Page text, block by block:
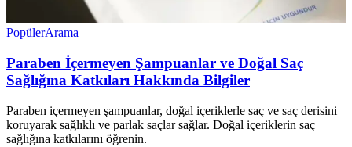
PopülerArama
Paraben İçermeyen Şampuanlar ve Doğal Saç
Sağlığına Katkıları Hakkında Bilgiler
Paraben içermeyen şampuanlar, doğal içeriklerle saç ve saç derisini
koruyarak sağlıklı ve parlak saçlar sağlar. Doğal içeriklerin saç
sağlığına katkılarını öğrenin.